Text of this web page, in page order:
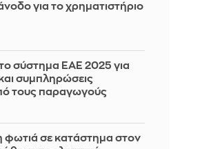
για το χρηματιστήριο
σύστημα ΕΑΕ 2025 για
συμπληρώσεις
τους παραγωγούς
φωτιά σε κατάστημα στον